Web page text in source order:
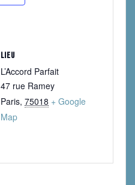
LIEU
L’Accord Parfait
47 rue Ramey
Paris, 75018 + Google
Map